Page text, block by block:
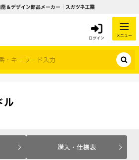
＆デザイン部品メーカー｜スガツネ工業
ログイン メニュー
ル
購入・仕様表